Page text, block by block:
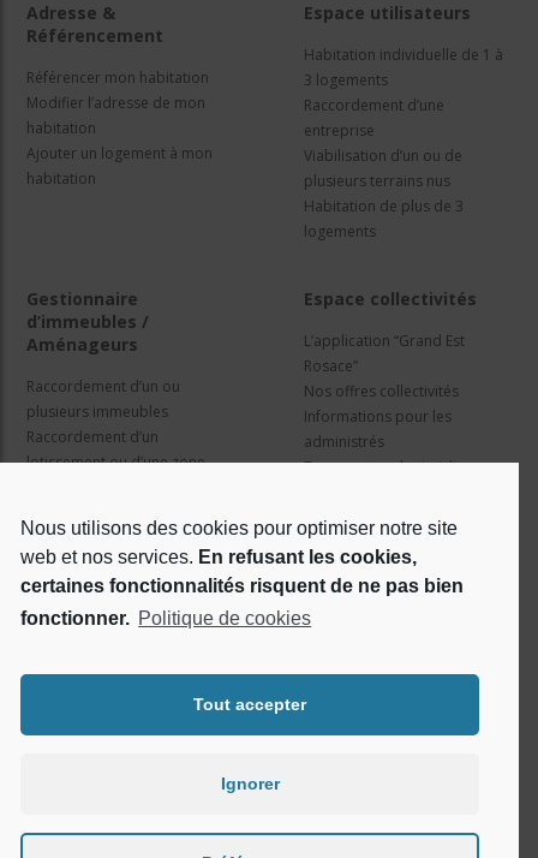
Nous utilisons des cookies pour optimiser notre site
web et nos services. En refusant les cookies,
certaines fonctionnalités risquent de ne pas bien
fonctionner. Politique de cookies
Tout accepter
Ignorer
Adresse &
Référencement
Référencer mon habitation
Modifier l’adresse de mon
habitation
Ajouter un logement à mon
habitation
Espace utilisateurs
Habitation individuelle de 1 à
3 logements
Raccordement d’une
entreprise
Viabilisation d’un ou de
plusieurs terrains nus
Habitation de plus de 3
logements
Gestionnaire
d’immeubles /
Aménageurs
Raccordement d’un ou
plusieurs immeubles
Raccordement d’un
lotissement ou d’une zone
Espace collectivités
L’application “Grand Est
Rosace”
Nos offres collectivités
Informations pour les
administrés
Travaux et cadre juridique
Qui sommes nous ?
Le projet Rosace
Réseaux sociaux